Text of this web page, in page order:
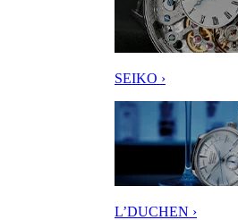
SEIKO ›
L’DUCHEN ›